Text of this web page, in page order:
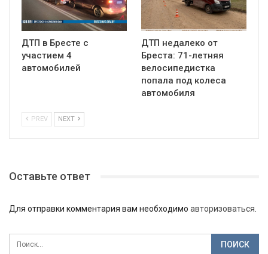
ДТП в Бресте с
участием 4
автомобилей
ДТП недалеко от
Бреста: 71-летняя
велосипедистка
попала под колеса
автомобиля
PREV NEXT
Оставьте ответ
Для отправки комментария вам необходимо авторизоваться